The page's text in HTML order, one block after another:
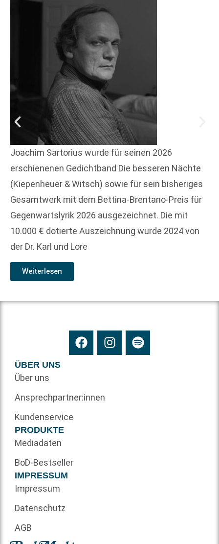
Joachim Sartorius wurde für seinen 2026
erschienenen Gedichtband Die besseren Nächte
(Kiepenheuer & Witsch) sowie für sein bisheriges
Gesamtwerk mit dem Bettina-Brentano-Preis für
Gegenwartslyrik 2026 ausgezeichnet. Die mit
10.000 € dotierte Auszeichnung wurde 2024 von
der Dr. Karl und Lore
Weiterlesen
ÜBER UNS
Über uns
Ansprechpartner:innen
Kundenservice
PRODUKTE
Mediadaten
BoD-Bestseller
IMPRESSUM
Impressum
Datenschutz
AGB